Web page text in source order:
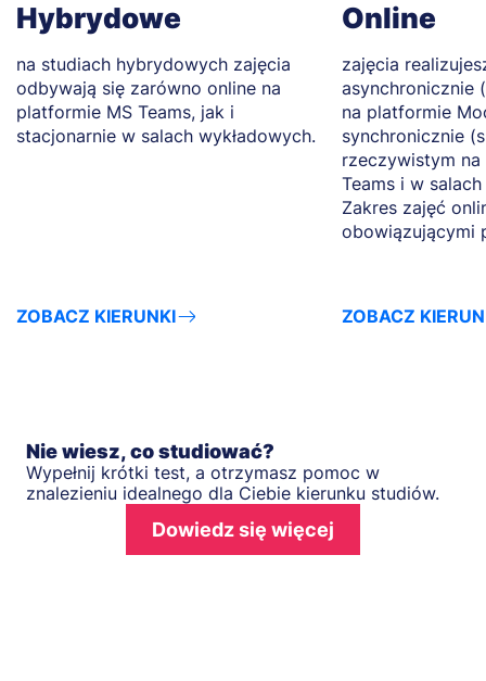
Hybrydowe
na studiach hybrydowych zajęcia
odbywają się zarówno online na
platformie MS Teams, jak i
stacjonarnie w salach wykładowych.
ZOBACZ KIERUNKI
Online
zajęcia
asynchronicznie
na platformie
synchronicznie
rzeczywistym
Teams i w
Zakres zajęć
obowiązującymi
ZOBACZ
Nie wiesz, co studiować?
Wypełnij krótki test, a otrzymasz pomoc w
znalezieniu idealnego dla Ciebie kierunku studiów.
Dowiedz się więcej